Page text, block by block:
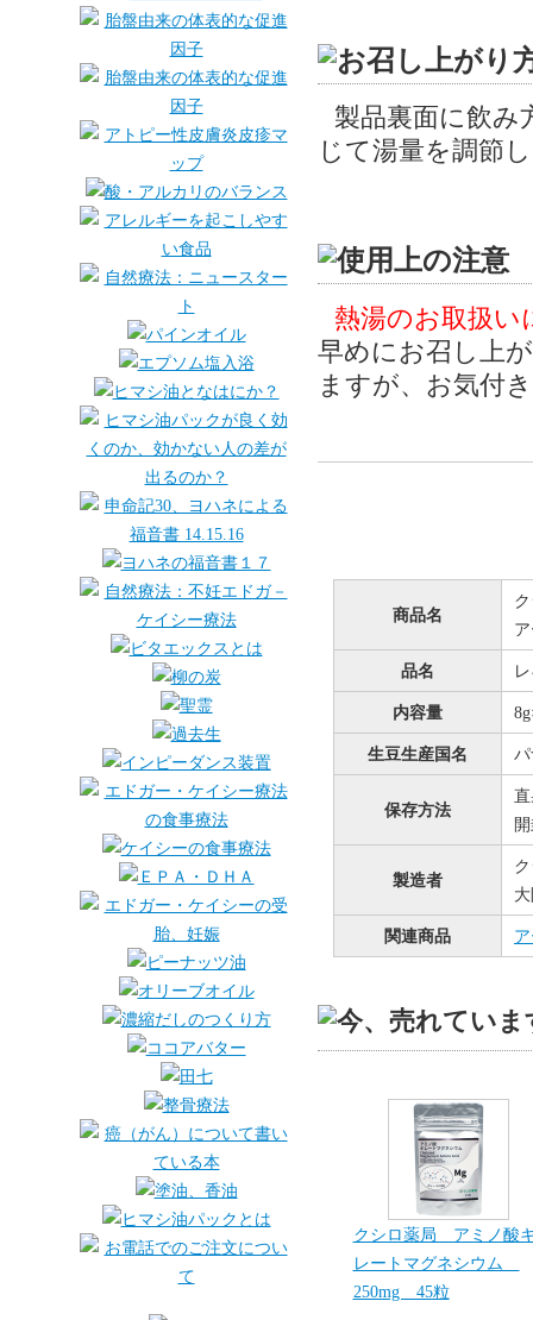
製品裏面に飲み
じて湯量を調節
熱湯のお取扱
早めにお召し上
ますが、お気付
商品名
品名
内容量
生豆生産国名
保存方法
製造者
関連商品
クシロ薬局 アミノ酸
レートマグネシウム
250mg 45粒